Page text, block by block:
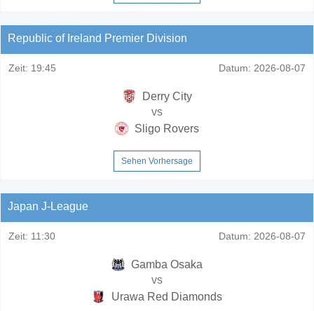
Republic of Ireland Premier Division
Zeit: 19:45 Datum: 2026-08-07
Derry City
vs
Sligo Rovers
Sehen Vorhersage
Japan J-League
Zeit: 11:30 Datum: 2026-08-07
Gamba Osaka
vs
Urawa Red Diamonds